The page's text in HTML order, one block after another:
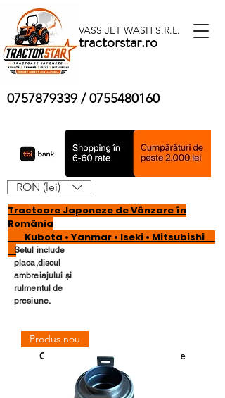
VASS JET WASH S.R.L.
tractorstar.ro
0757879339 /0755480160
Tractoare Japoneze de Vânzare în
România
Kubota • Yanmar • Iseki • Mitsubishi
Conectează-te/Înregistrează-te
RON (lei)
Setul include
placa,discul
ambreiajului și
rulmentul de
presiune.
Produs nou